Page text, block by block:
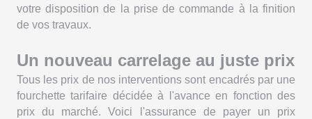
votre disposition de la prise de commande à la finition
de vos travaux.
Un nouveau carrelage au juste prix
Tous les prix de nos interventions sont encadrés par une
fourchette tarifaire décidée à l'avance en fonction des
prix du marché. Voici l'assurance de payer un prix